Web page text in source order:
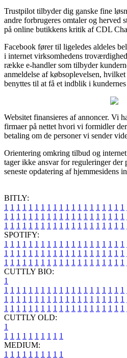
Trustpilot tilbyder dig ganske fine
andre forbrugeres omtaler og herved
på online butikkens kritik af CDL
Facebook fører til ligeledes aldeles
i internet virksomhedens
række e-handler som tilbyder
anmeldelse af købsoplevelsen,
benyttes til at få et indblik i
Websitet finansieres af annoncer. Vi
firmaer på nettet hvori vi formidler
betaling om de personer vi sender
Orientering omkring tilbud og
tager ikke ansvar for reguleringer
seneste opdatering af hjemmesidens
BITLY:
1 1 1 1 1 1 1 1 1 1 1 1 1 1 1 1 1 1 1 1
1 1 1 1 1 1 1 1 1 1 1 1 1 1 1 1 1 1 1 1
1 1 1 1 1 1 1 1 1 1 1 1 1 1 1 1 1 1 1 1
SPOTIFY:
1 1 1 1 1 1 1 1 1 1 1 1 1 1 1 1 1 1 1 1
1 1 1 1 1 1 1 1 1 1 1 1 1 1 1 1 1 1 1 1
1 1 1 1 1 1 1 1 1 1 1 1 1 1 1 1 1 1 1 1
CUTTLY BIO:
1
1 1 1 1 1 1 1 1 1 1 1 1 1 1 1 1 1 1 1 1
1 1 1 1 1 1 1 1 1 1 1 1 1 1 1 1 1 1 1 1
1 1 1 1 1 1 1 1 1 1 1 1 1 1 1 1 1 1 1 1
CUTTLY OLD:
1
1 1 1 1 1 1 1 1 1 1
MEDIUM:
1 1 1 1 1 1 1 1 1 1